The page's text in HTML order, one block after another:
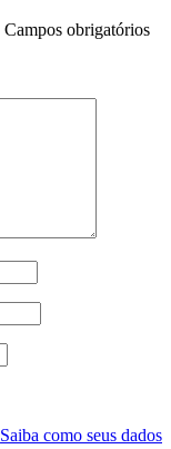
Campos obrigatórios
Saiba como seus dados